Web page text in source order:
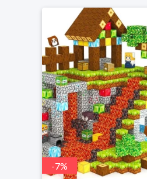
-7%